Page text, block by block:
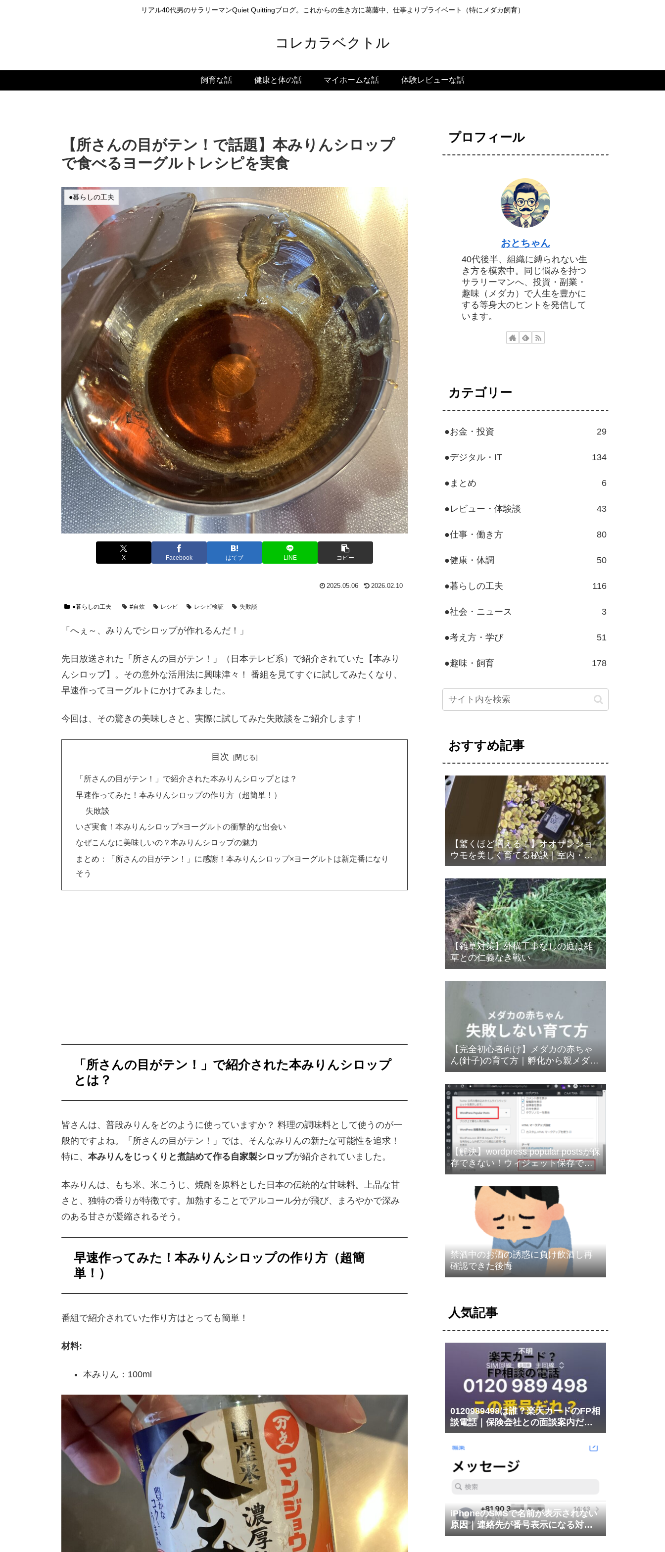
リアル40代男のサラリーマンQuiet Quittingブログ。これからの生き方に葛藤中、仕事よりプライベート（特にメダカ飼育）
コレカラベクトル
飼育な話 健康と体の話 マイホームな話 体験レビューな話
【所さんの目がテン！で話題】本みりんシロップ
で食べるヨーグルトレシピを実食
●暮らしの工夫
X Facebook はてブ LINE コピー
2025.05.06 2026.02.10
●暮らしの工夫 #自炊 レシピ レシピ検証 失敗談
「へぇ～、みりんでシロップが作れるんだ！」
先日放送された「所さんの目がテン！」（日本テレビ系）で紹介されていた【本みり
んシロップ】。その意外な活用法に興味津々！ 番組を見てすぐに試してみたくなり、
早速作ってヨーグルトにかけてみました。
今回は、その驚きの美味しさと、実際に試してみた失敗談をご紹介します！
目次
「所さんの目がテン！」で紹介された本みりんシロップとは？
早速作ってみた！本みりんシロップの作り方（超簡単！）
失敗談
いざ実食！本みりんシロップ×ヨーグルトの衝撃的な出会い
なぜこんなに美味しいの？本みりんシロップの魅力
まとめ：「所さんの目がテン！」に感謝！本みりんシロップ×ヨーグルトは新定番になり
そう
「所さんの目がテン！」で紹介された本みりんシロップ
とは？
皆さんは、普段みりんをどのように使っていますか？ 料理の調味料として使うのが一
般的ですよね。「所さんの目がテン！」では、そんなみりんの新たな可能性を追求！
特に、 本みりんをじっくりと煮詰めて作る自家製シロップが紹介されていました。
本みりんは、もち米、米こうじ、焼酎を原料とした日本の伝統的な甘味料。上品な甘
さと、独特の香りが特徴です。加熱することでアルコール分が飛び、まろやかで深み
のある甘さが凝縮されるそう。
早速作ってみた！本みりんシロップの作り方（超簡
単！）
番組で紹介されていた作り方はとっても簡単！
材料:
本みりん：100ml
プロフィール
おとちゃん
40代後半、組織に縛られない生
き方を模索中。同じ悩みを持つ
サラリーマンへ、投資・副業・
趣味（メダカ）で人生を豊かに
する等身大のヒントを発信して
います。
カテゴリー
●お金・投資 29
●デジタル・IT 134
●まとめ 6
●レビュー・体験談 43
●仕事・働き方 80
●健康・体調 50
●暮らしの工夫 116
●社会・ニュース 3
●考え方・学び 51
●趣味・飼育 178
おすすめ記事
【驚くほど増える！】オオサンショ
ウモを美しく育てる秘訣｜室内・屋
外での育て方と注意点
【雑草対策】外構工事なしの庭は雑
草との仁義なき戦い
【完全初心者向け】メダカの赤ちゃ
ん(針子)の育て方｜孵化から親メダカ
との合流まで
【解決】wordpress popular postsが保
存できない！ウィジェット保存でく
るくる回る
禁酒中のお酒の誘惑に負け飲酒し再
確認できた後悔
人気記事
0120989498は誰？楽天カードのFP相
談電話｜保険会社との面談案内だっ
た
iPhoneのSMSで名前が表示されない
原因｜連絡先が番号表示になる対処
法